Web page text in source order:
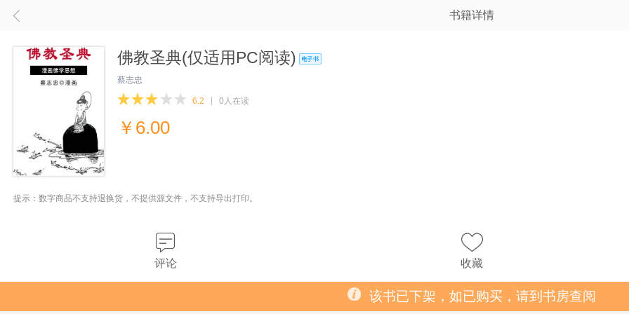
书籍详情
佛教圣典(仅适用PC阅读)
蔡志忠
6.2 0人在读
￥ 6.00
提示：数字商品不支持退换货，不提供源文件，不支持导出打印。
评论 收藏
该书已下架，如已购买，请到书房查阅